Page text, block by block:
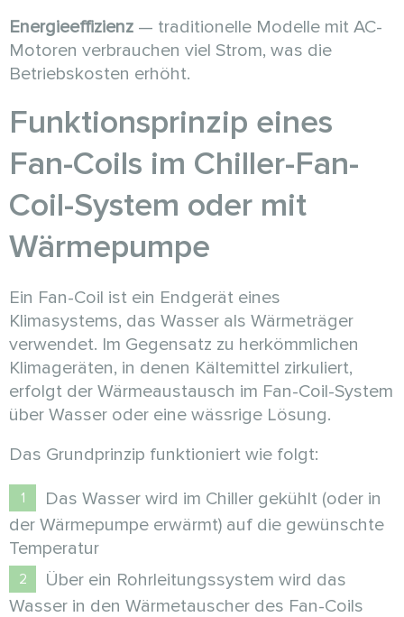
Energieeffizienz — traditionelle Modelle mit AC-
Motoren verbrauchen viel Strom, was die
Betriebskosten erhöht.
Funktionsprinzip eines
Fan-Coils im Chiller-Fan-
Coil-System oder mit
Wärmepumpe
Ein Fan-Coil ist ein Endgerät eines
Klimasystems, das Wasser als Wärmeträger
verwendet. Im Gegensatz zu herkömmlichen
Klimageräten, in denen Kältemittel zirkuliert,
erfolgt der Wärmeaustausch im Fan-Coil-System
über Wasser oder eine wässrige Lösung.
Das Grundprinzip funktioniert wie folgt:
Das Wasser wird im Chiller gekühlt (oder in
der Wärmepumpe erwärmt) auf die gewünschte
Temperatur
Über ein Rohrleitungssystem wird das
Wasser in den Wärmetauscher des Fan-Coils